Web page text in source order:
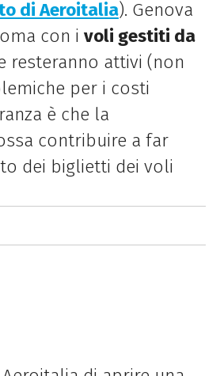
di Aeroitalia). Genova
con i voli gestiti da
resteranno attivi (non
per i costi
è che la
contribuire a far
dei biglietti dei voli